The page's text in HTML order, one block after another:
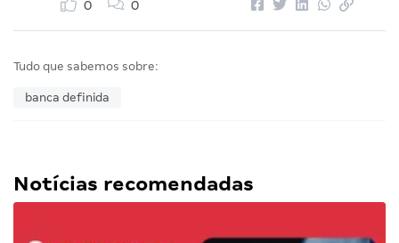
0 0
Tudo que sabemos sobre:
banca definida
Notícias recomendadas